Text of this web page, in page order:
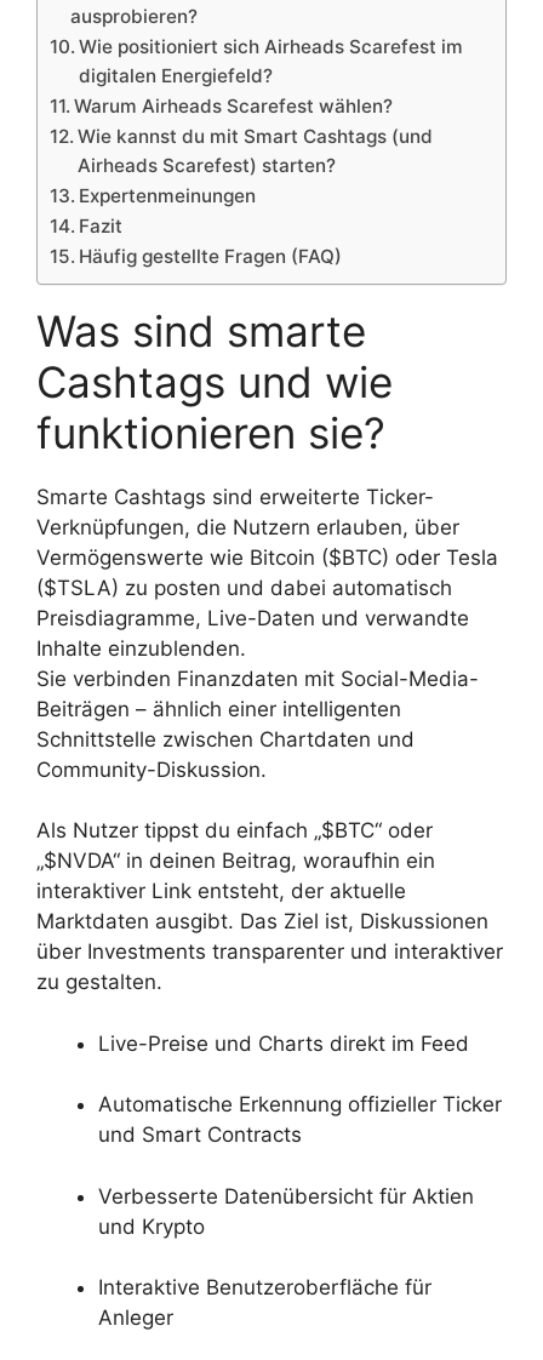
ausprobieren?
Wie positioniert sich Airheads Scarefest im
digitalen Energiefeld?
Warum Airheads Scarefest wählen?
Wie kannst du mit Smart Cashtags (und
Airheads Scarefest) starten?
Expertenmeinungen
Fazit
Häufig gestellte Fragen (FAQ)
Was sind smarte
Cashtags und wie
funktionieren sie?
Smarte Cashtags sind erweiterte Ticker-
Verknüpfungen, die Nutzern erlauben, über
Vermögenswerte wie Bitcoin ($BTC) oder Tesla
($TSLA) zu posten und dabei automatisch
Preisdiagramme, Live-Daten und verwandte
Inhalte einzublenden.
Sie verbinden Finanzdaten mit Social-Media-
Beiträgen – ähnlich einer intelligenten
Schnittstelle zwischen Chartdaten und
Community-Diskussion.
Als Nutzer tippst du einfach „$BTC“ oder
„$NVDA“ in deinen Beitrag, woraufhin ein
interaktiver Link entsteht, der aktuelle
Marktdaten ausgibt. Das Ziel ist, Diskussionen
über Investments transparenter und interaktiver
zu gestalten.
Live-Preise und Charts direkt im Feed
Automatische Erkennung offizieller Ticker
und Smart Contracts
Verbesserte Datenübersicht für Aktien
und Krypto
Interaktive Benutzeroberfläche für
Anleger